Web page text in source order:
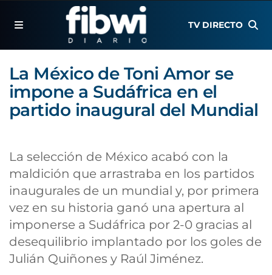
TV DIRECTO
La México de Toni Amor se
impone a Sudáfrica en el
partido inaugural del Mundial
La selección de México acabó con la
maldición que arrastraba en los partidos
inaugurales de un mundial y, por primera
vez en su historia ganó una apertura al
imponerse a Sudáfrica por 2-0 gracias al
desequilibrio implantado por los goles de
Julián Quiñones y Raúl Jiménez.